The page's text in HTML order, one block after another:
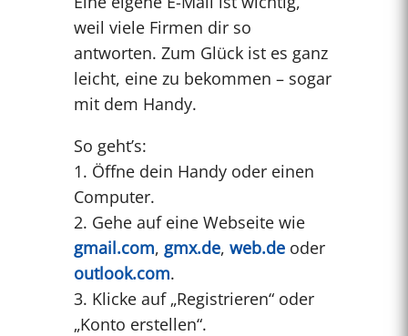
weil viele Firmen dir so
antworten. Zum Glück ist es ganz
leicht, eine zu bekommen – sogar
mit dem Handy.
So geht’s:
1. Öffne dein Handy oder einen
Computer.
2. Gehe auf eine Webseite wie
gmail.com, gmx.de, web.deoder
outlook.com.
3. Klicke auf „Registrieren“ oder
„Konto erstellen“.